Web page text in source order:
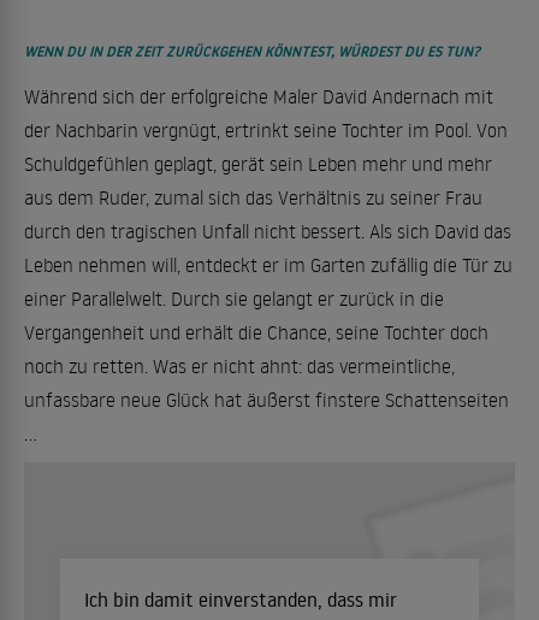
WENN DU IN DER ZEIT ZURÜCKGEHEN KÖNNTEST, WÜRDEST DU ES TUN?
Während sich der erfolgreiche Maler David Andernach mit
der Nachbarin vergnügt, ertrinkt seine Tochter im Pool. Von
Schuldgefühlen geplagt, gerät sein Leben mehr und mehr
aus dem Ruder, zumal sich das Verhältnis zu seiner Frau
durch den tragischen Unfall nicht bessert. Als sich David das
Leben nehmen will, entdeckt er im Garten zufällig die Tür zu
einer Parallelwelt. Durch sie gelangt er zurück in die
Vergangenheit und erhält die Chance, seine Tochter doch
noch zu retten. Was er nicht ahnt: das vermeintliche,
unfassbare neue Glück hat äußerst finstere Schattenseiten
...
Ich bin damit einverstanden, dass mir